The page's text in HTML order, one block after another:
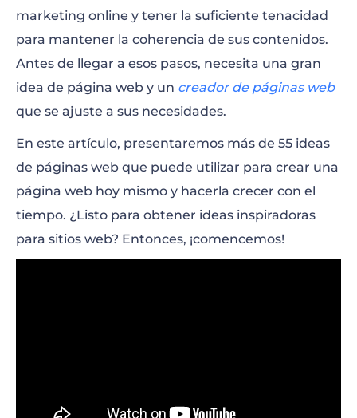
Videojuegos
Podcasts
Foros
Encuestas
Tutoriales
Reseñas
Páginas web de aficionados
marketing online y tener la suficiente tenacidad
para mantener la coherencia de sus contenidos.
Antes de llegar a esos pasos, necesita una gran
idea de página web y un creador de páginas web
que se ajuste a sus necesidades.
En este artículo, presentaremos más de 55 ideas
de páginas web que puede utilizar para crear una
página web hoy mismo y hacerla crecer con el
tiempo. ¿Listo para obtener ideas inspiradoras
para sitios web? Entonces, ¡comencemos!